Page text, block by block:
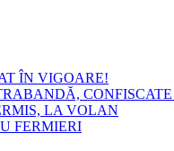
ÎN VIGOARE!
LA VOLAN
FERMIERI